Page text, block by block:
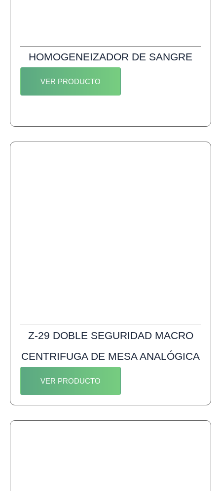
HOMOGENEIZADOR DE SANGRE
VER PRODUCTO
Z-29 DOBLE SEGURIDAD MACRO
CENTRIFUGA DE MESA ANALÓGICA
VER PRODUCTO